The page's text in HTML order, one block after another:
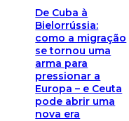
De Cuba à
Bielorrússia:
como a migração
se tornou uma
arma para
pressionar a
Europa – e Ceuta
pode abrir uma
nova era